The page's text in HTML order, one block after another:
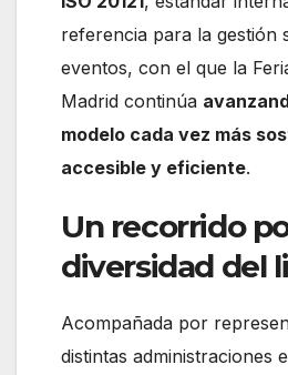
referencia para la gestión
eventos, con el que la
Madrid continúa
modelo cada vez más
accesible y eficiente.
Un recorrido
diversidad del
Acompañada por
distintas administraciones